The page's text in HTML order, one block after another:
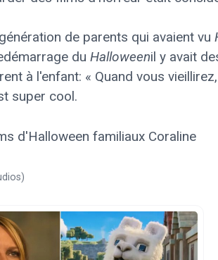
de parents qui avaient vu
du Halloweenil y avait
à l'enfant: « Quand vous
super cool.